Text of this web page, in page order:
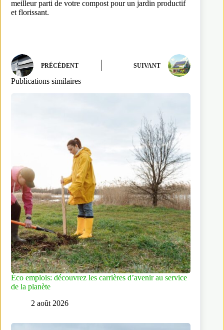
meilleur parti de votre compost pour un jardin productif
et florissant.
PRÉCÉDENT SUIVANT
Publications similaires
Éco emplois: découvrez les carrières d’avenir au service
de la planète
2 août 2026